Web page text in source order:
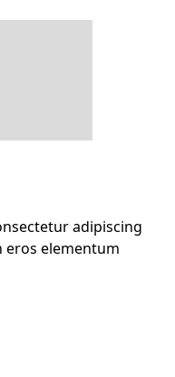
adipiscing
eros elementum